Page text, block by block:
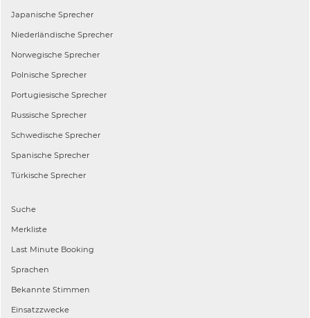
Japanische Sprecher
Niederländische Sprecher
Norwegische Sprecher
Polnische Sprecher
Portugiesische Sprecher
Russische Sprecher
Schwedische Sprecher
Spanische Sprecher
Türkische Sprecher
Suche
Merkliste
Last Minute Booking
Sprachen
Bekannte Stimmen
Einsatzzwecke